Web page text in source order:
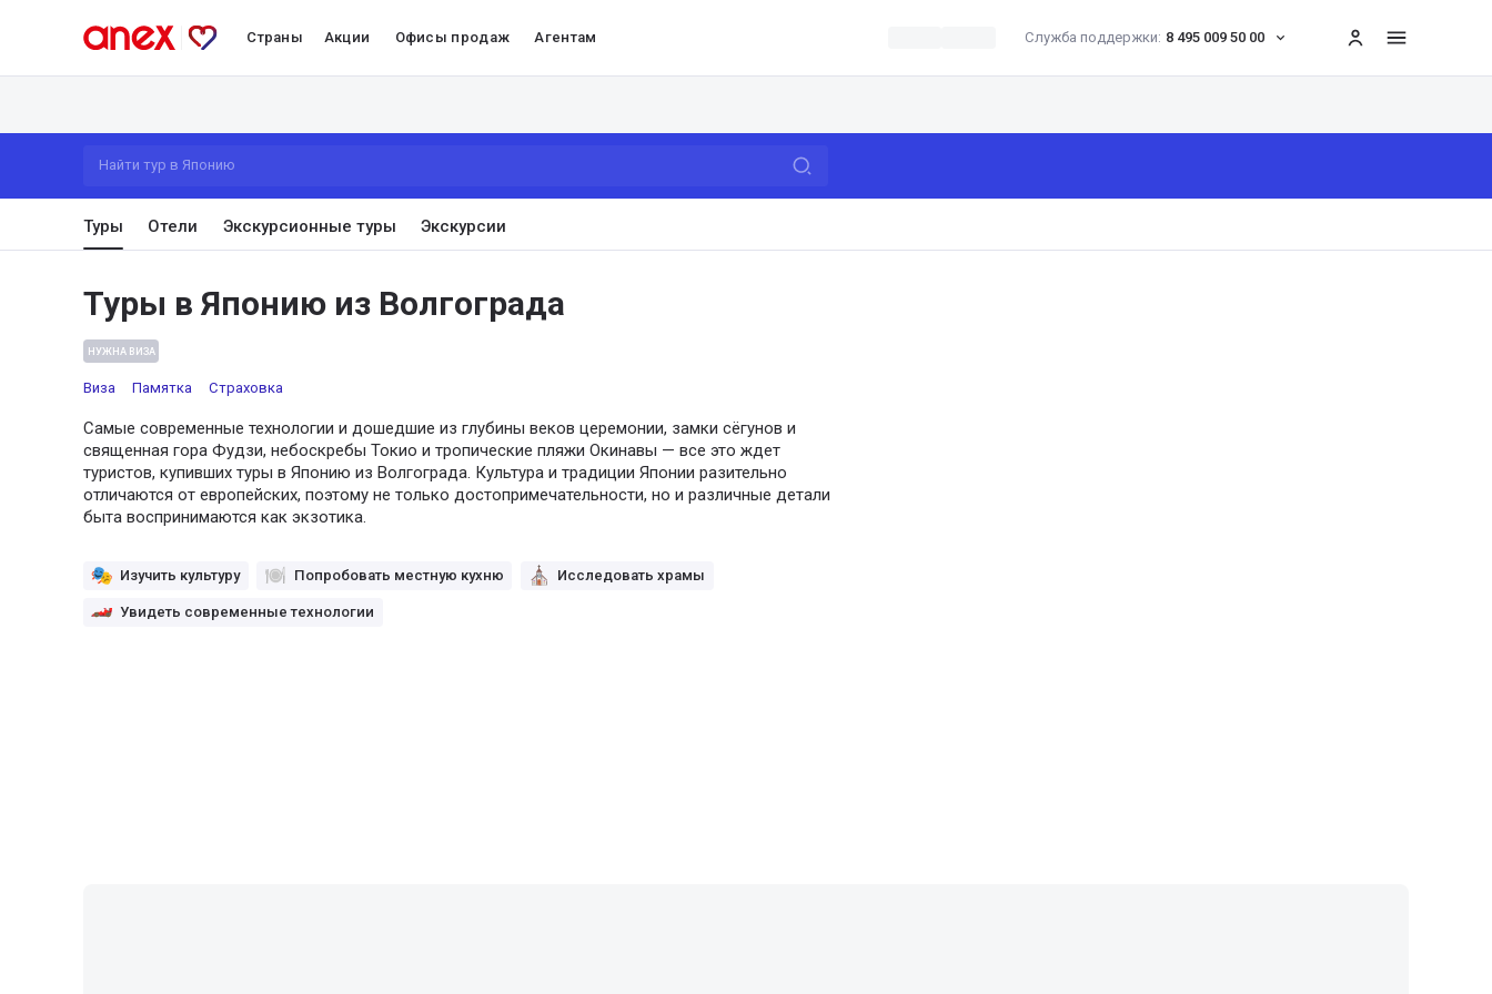
Страны Акции Офисы продаж Агентам Служба поддержки: 8 495 009 50 00 меню
Найти тур в Японию
Туры Отели Экскурсионные туры Экскурсии
Туры в Японию из Волгограда
НУЖНА ВИЗА
Виза Памятка Страховка
Самые современные технологии и дошедшие из глубины веков церемонии, замки сёгунов и
священная гора Фудзи, небоскребы Токио и тропические пляжи Окинавы — все это ждет
туристов, купивших туры в Японию из Волгограда. Культура и традиции Японии разительно
отличаются от европейских, поэтому не только достопримечательности, но и различные детали
быта воспринимаются как экзотика.
Изучить культуру Попробовать местную кухню Исследовать храмы
Увидеть современные технологии